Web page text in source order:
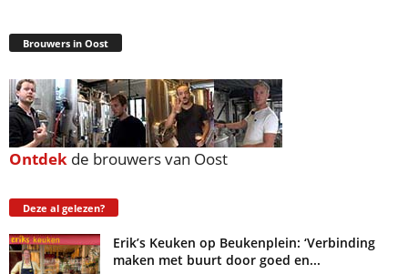
Brouwers in Oost
Ontdek de brouwers van Oost
Deze al gelezen?
Erik’s Keuken op Beukenplein: ‘Verbinding
maken met buurt door goed en...